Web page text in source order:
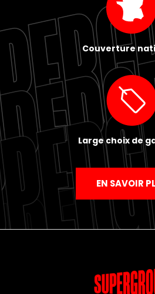
Couverture
Large choix de
EN SAVOIR